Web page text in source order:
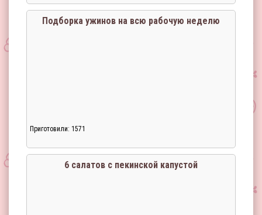
Подборка ужинов на всю рабочую неделю
Приготовили: 1571
6 салатов с пекинской капустой